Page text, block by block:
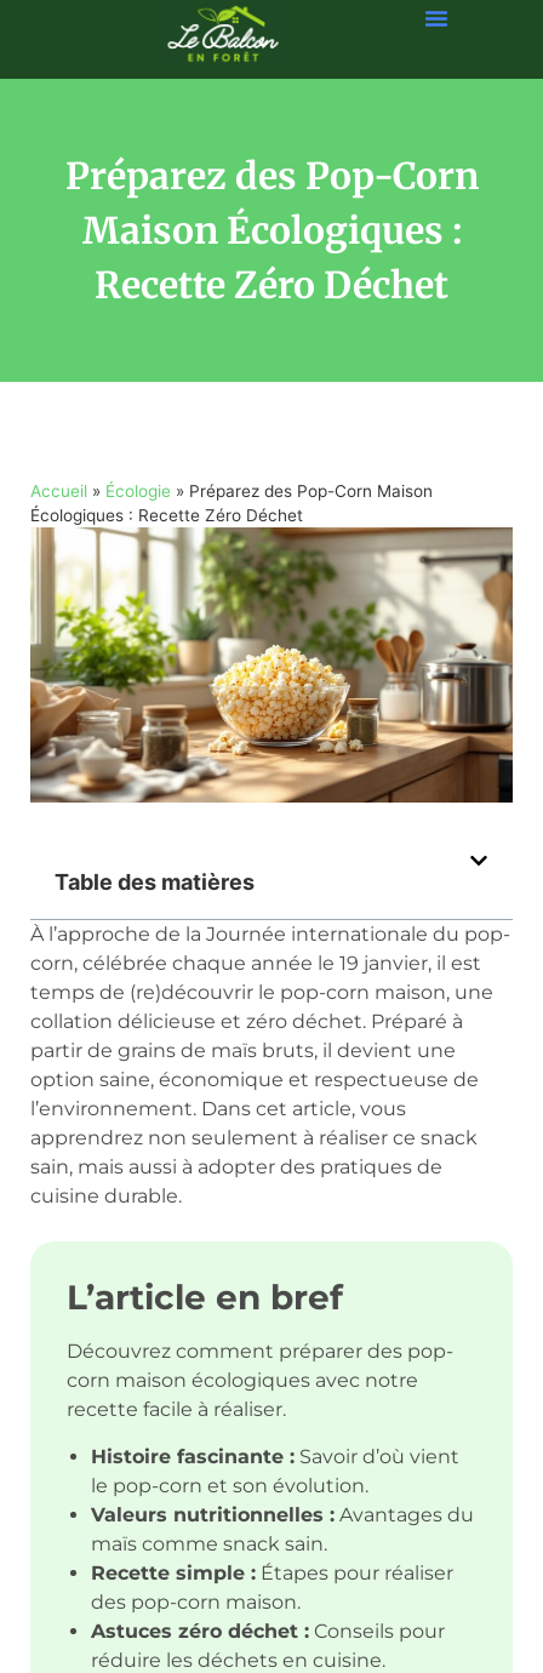
Préparez des Pop-Corn
Maison Écologiques :
Recette Zéro Déchet
Accueil » Écologie » Préparez des Pop-Corn Maison
Écologiques : Recette Zéro Déchet
Table des matières
À l’approche de la Journée internationale du pop-
corn, célébrée chaque année le 19 janvier, il est
temps de (re)découvrir le pop-corn maison, une
collation délicieuse et zéro déchet. Préparé à
partir de grains de maïs bruts, il devient une
option saine, économique et respectueuse de
l’environnement. Dans cet article, vous
apprendrez non seulement à réaliser ce snack
sain, mais aussi à adopter des pratiques de
cuisine durable.
L’article en bref
Découvrez comment préparer des pop-
corn maison écologiques avec notre
recette facile à réaliser.
Histoire fascinante : Savoir d’où vient
le pop-corn et son évolution.
Valeurs nutritionnelles : Avantages du
maïs comme snack sain.
Recette simple : Étapes pour réaliser
des pop-corn maison.
Astuces zéro déchet : Conseils pour
réduire les déchets en cuisine.